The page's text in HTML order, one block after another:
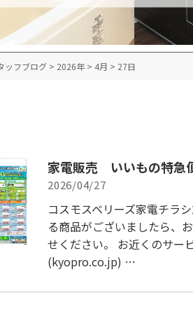
ッフブログ > 2026年> 4月 > 27日
家電販売 いいもの特急
2026/04/27
コスモスベリーズ家電チラ
る商品がございましたら、
せください。 お近くのサー
(kyopro.co.jp) …